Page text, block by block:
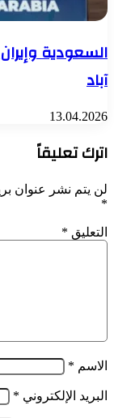
السعودية
آباد
13.04.2026
اترك تعليقاً
لن يتم نشر عنوان
*
التعليق *
الاسم *
البريد الإلكتروني *